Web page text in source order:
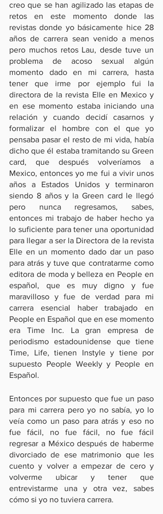
creo que se han agilizado las etapas de
retos en este momento donde las
revistas donde yo básicamente hice 28
años de carrera sean venido a menos
pero muchos retos Lau, desde tuve un
problema de acoso sexual algún
momento dado en mi carrera, hasta
tener que irme por ejemplo fui la
directora de la revista Elle en Mexico y
en ese momento estaba iniciando una
relación y cuando decidí casarnos y
formalizar el hombre con el que yo
pensaba pasar el resto de mi vida, había
dicho que él estaba tramitando su Green
card, que después volveríamos a
Mexico, entonces yo me fui a vivir unos
años a Estados Unidos y terminaron
siendo 8 años y la Green card le llegó
pero nunca regresamos, sabes,
entonces mi trabajo de haber hecho ya
lo suficiente para tener una oportunidad
para llegar a ser la Directora de la revista
Elle en un momento dado dar un paso
para atrás y tuve que contratarme como
editora de moda y belleza en People en
español, que es muy digno y fue
maravilloso y fue de verdad para mi
carrera esencial haber trabajado en
People en Español que en ese momento
era Time Inc. La gran empresa de
periodismo estadounidense que tiene
Time, Life, tienen Instyle y tiene por
supuesto People Weekly y People en
Español.
Entonces por supuesto que fue un paso
para mi carrera pero yo no sabía, yo lo
veía como un paso para atrás y eso no
fue fácil, no fue fácil, no fue fácil
regresar a México después de haberme
divorciado de ese matrimonio que les
cuento y volver a empezar de cero y
volverme ubicar y tener que
entrevistarme una y otra vez, sabes
cómo si yo no tuviera carrera.